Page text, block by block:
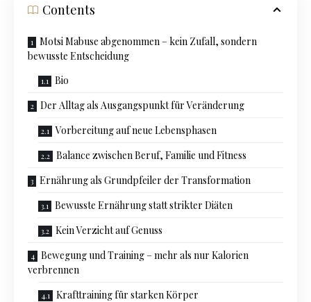
Contents
Motsi Mabuse abgenommen – kein Zufall, sondern
bewusste Entscheidung
Bio
Der Alltag als Ausgangspunkt für Veränderung
Vorbereitung auf neue Lebensphasen
Balance zwischen Beruf, Familie und Fitness
Ernährung als Grundpfeiler der Transformation
Bewusste Ernährung statt strikter Diäten
Kein Verzicht auf Genuss
Bewegung und Training – mehr als nur Kalorien
verbrennen
Krafttraining für starken Körper